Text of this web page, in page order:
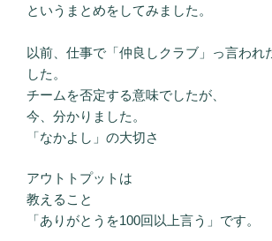
というまとめをしてみました。
以前、仕事で「仲良しクラブ」っ言われ
した。
チームを否定する意味でしたが、
今、分かりました。
「なかよし」の大切さ
アウトトプットは
教えること
「ありがとうを100回以上言う」です。